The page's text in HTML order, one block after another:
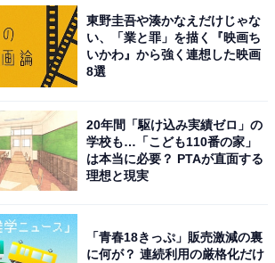
い。 また、記事中の宿泊プランを予約
部がオールアバウトに還元されること
記事の執筆者： All About ニュース お買
の部
から売れ筋ランキングまで、毎日のお買いも
、ここでしか手に入らない情報も満載です。
東野圭吾や湊かなえだけじゃな
い、「業と罪」を描く『映画ち
いかわ』から強く連想した映画
8選
20年間「駆け込み実績ゼロ」の
学校も…「こども110番の家」
は本当に必要？ PTAが直面する
理想と現実
「青春18きっぷ」販売激減の裏
に何が？ 連続利用の厳格化だけ